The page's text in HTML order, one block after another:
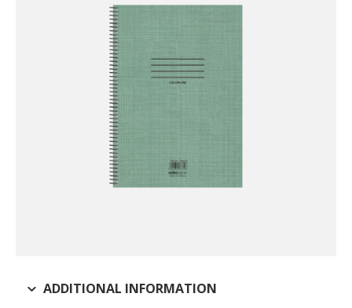
ADDITIONAL INFORMATION